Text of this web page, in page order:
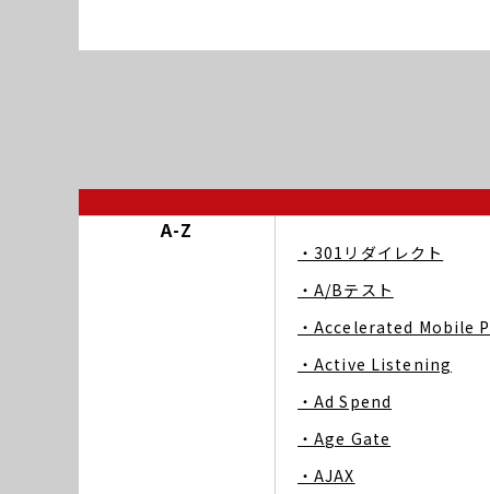
A-Z
・301リダイレクト
・A/Bテスト
・Accelerated Mobile
・Active Listening
・Ad Spend
・Age Gate
・AJAX